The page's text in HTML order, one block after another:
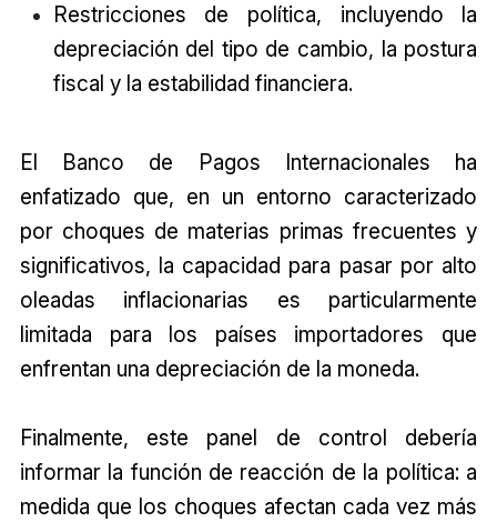
Restricciones de política, incluyendo la
depreciación del tipo de cambio, la postura
fiscal y la estabilidad financiera.
El Banco de Pagos Internacionales ha
enfatizado que, en un entorno caracterizado
por choques de materias primas frecuentes y
significativos, la capacidad para pasar por alto
oleadas inflacionarias es particularmente
limitada para los países importadores que
enfrentan una depreciación de la moneda.
Finalmente, este panel de control debería
informar la función de reacción de la política: a
medida que los choques afectan cada vez más